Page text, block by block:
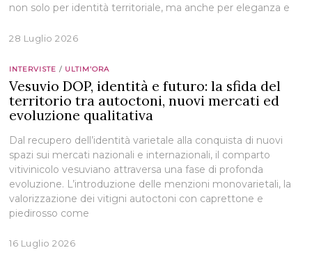
non solo per identità territoriale, ma anche per eleganza e
28 Luglio 2026
INTERVISTE / ULTIM’ORA
Vesuvio DOP, identità e futuro: la sfida del
territorio tra autoctoni, nuovi mercati ed
evoluzione qualitativa
Dal recupero dell’identità varietale alla conquista di nuovi
spazi sui mercati nazionali e internazionali, il comparto
vitivinicolo vesuviano attraversa una fase di profonda
evoluzione. L’introduzione delle menzioni monovarietali, la
valorizzazione dei vitigni autoctoni con caprettone e
piedirosso come
16 Luglio 2026